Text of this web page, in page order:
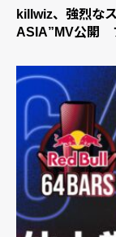
killwiz、強烈な
ASIA”MV公開